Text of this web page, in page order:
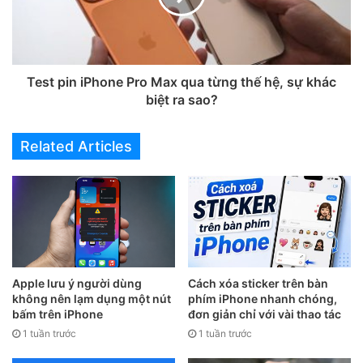
ứng dụng Mail trên iPhone
Ứng dụng Mail trên iPhone được nhiều người lựa chọn
nhờ thao tác đơn giản và đồng bộ tốt với hệ sinh thái
Apple. Một số lợi ích nổi bật gồm:
Test pin iPhone Pro Max qua từng thế hệ, sự khác
biệt ra sao?
Related Articles
Apple lưu ý người dùng
không nên lạm dụng một nút
bấm trên iPhone
1 tuần trước
Cách xóa sticker trên bàn
phím iPhone nhanh chóng,
đơn giản chỉ với vài thao tác
1 tuần trước